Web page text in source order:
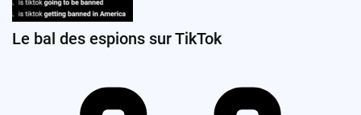
Le bal des espions sur TikTok